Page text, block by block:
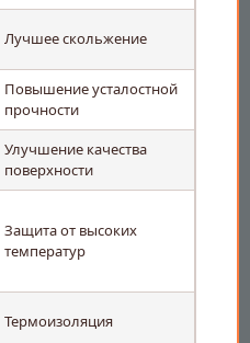
Лучшее скольжение
Повышение усталостной
прочности
Улучшение качества
поверхности
Защита от высоких
температур
Термоизоляция